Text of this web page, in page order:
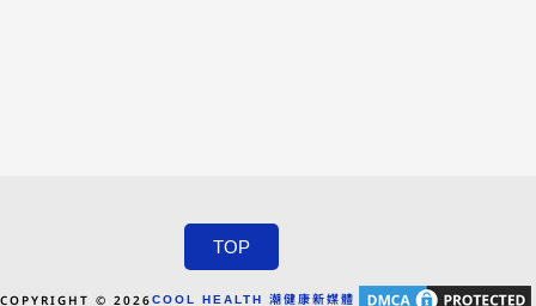
TOP
COPYRIGHT © 2026COOL HEALTH 潮健康新媒體